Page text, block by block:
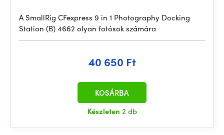
A SmallRig CFexpress 9 in 1 Photography Docking
Station (B) 4662 olyan fotósok számára
40 650 Ft
Készleten 2 db
KOSÁRBA